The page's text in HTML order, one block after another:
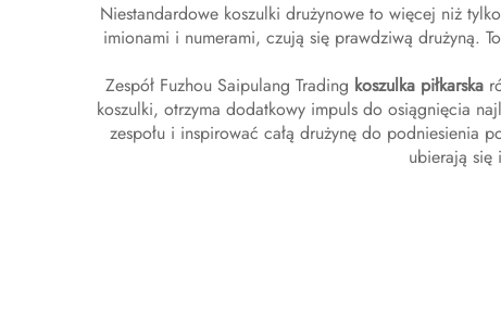
Niestandardowe koszulki drużynowe to więcej niż
imionami i numerami, czują się prawdziwą drużyną.
Zespół Fuzhou Saipulang Trading koszulka piłkarska
koszulki, otrzyma dodatkowy impuls do osiągnięcia
zespołu i inspirować całą drużynę do podniesienia
ubierają się